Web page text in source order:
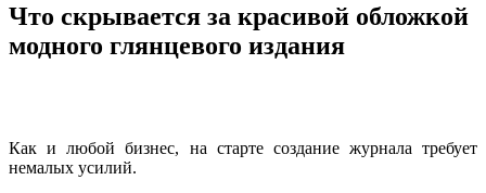
Что скрывается за красивой обложкой
модного глянцевого издания
Как и любой бизнес, на старте создание журнала требует
немалых усилий.